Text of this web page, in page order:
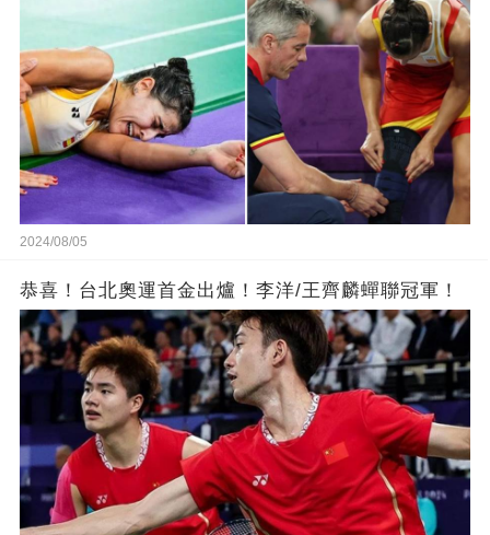
2024/08/05
恭喜！台北奧運首金出爐！李洋/王齊麟蟬聯冠軍！